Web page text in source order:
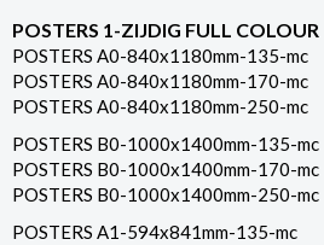
POSTERS 1-ZIJDIG FULL COLOUR
POSTERS A0-840x1180mm-135-mc
POSTERS A0-840x1180mm-170-mc
POSTERS A0-840x1180mm-250-mc
POSTERS B0-1000x1400mm-135-mc
POSTERS B0-1000x1400mm-170-mc
POSTERS B0-1000x1400mm-250-mc
POSTERS A1-594x841mm-135-mc